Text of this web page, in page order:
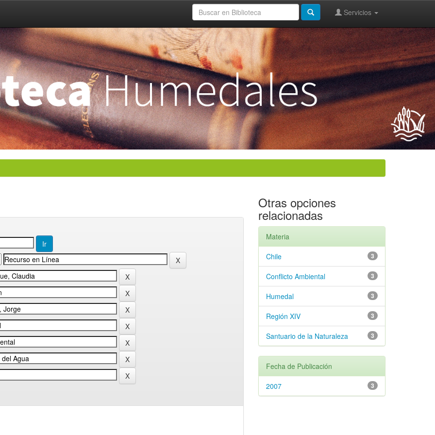
Servicios
Otras opciones
relacionadas
Materia
3
Chile
3
Conflicto Ambiental
3
Humedal
3
Región XIV
3
Santuario de la Naturaleza
Fecha de Publicación
3
2007